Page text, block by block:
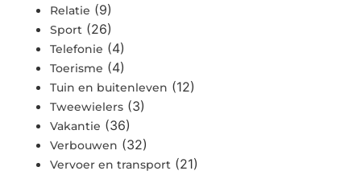
Relatie (9)
Sport (26)
Telefonie (4)
Toerisme (4)
Tuin en buitenleven (12)
Tweewielers (3)
Vakantie (36)
Verbouwen (32)
Vervoer en transport (21)